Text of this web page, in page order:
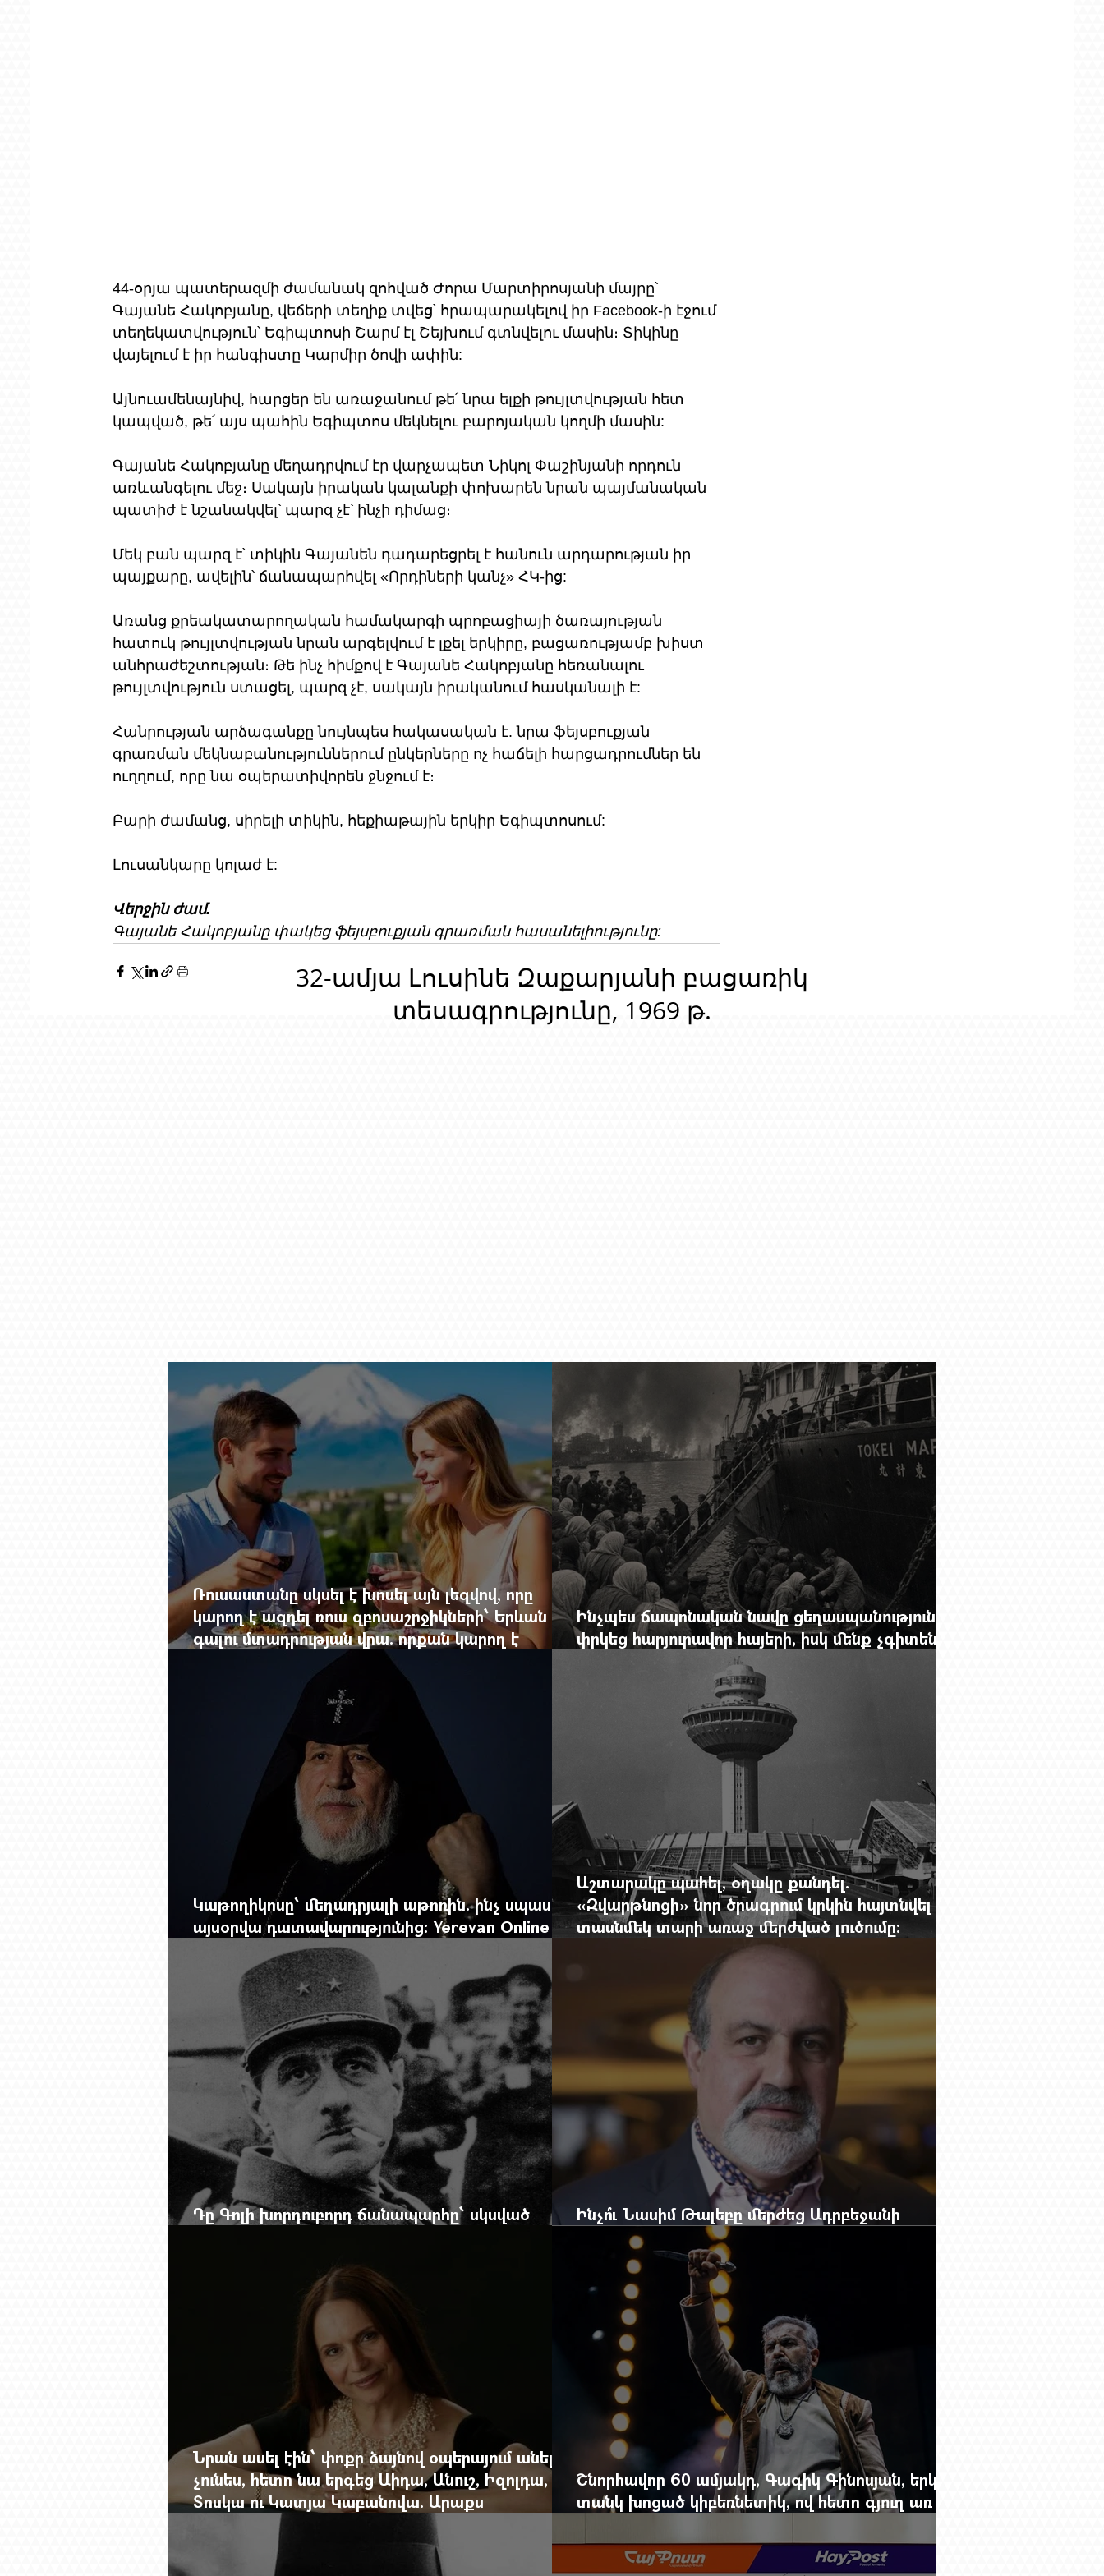
44-օրյա պատերազմի ժամանակ զոհված Ժորա Մարտիրոսյանի մայրը՝
Գայանե Հակոբյանը, վեճերի տեղիք տվեց՝ հրապարակելով իր Facebook-ի էջում
տեղեկատվություն՝ Եգիպտոսի Շարմ էլ Շեյխում գտնվելու մասին։ Տիկինը
վայելում է իր հանգիստը Կարմիր ծովի ափին:
Այնուամենայնիվ, հարցեր են առաջանում թե՛ նրա ելքի թույլտվության հետ
կապված, թե՛ այս պահին Եգիպտոս մեկնելու բարոյական կողմի մասին:
Գայանե Հակոբյանը մեղադրվում էր վարչապետ Նիկոլ Փաշինյանի որդուն
առևանգելու մեջ։ Սակայն իրական կալանքի փոխարեն նրան պայմանական
պատիժ է նշանակվել՝ պարզ չէ՝ ինչի դիմաց։
Մեկ բան պարզ է՝ տիկին Գայանեն դադարեցրել է հանուն արդարության իր
պայքարը, ավելին՝ ճանապարհվել «Որդիների կանչ» ՀԿ-ից:
Առանց քրեակատարողական համակարգի պրոբացիայի ծառայության
հատուկ թույլտվության նրան արգելվում է լքել երկիրը, բացառությամբ խիստ
անհրաժեշտության։ Թե ինչ հիմքով է Գայանե Հակոբյանը հեռանալու
թույլտվություն ստացել, պարզ չէ, սակայն իրականում հասկանալի է:
Հանրության արձագանքը նույնպես հակասական է. նրա ֆեյսբուքյան
գրառման մեկնաբանություններում ընկերները ոչ հաճելի հարցադրումներ են
ուղղում, որը նա օպերատիվորեն ջնջում է։
Բարի ժամանց, սիրելի տիկին, հեքիաթային երկիր Եգիպտոսում:
Լուսանկարը կոլաժ է:
Վերջին ժամ.
Գայանե Հակոբյանը փակեց ֆեյսբուքյան գրառման հասանելիությունը:
32-ամյա Լուսինե Զաքարյանի բացառիկ
տեսագրությունը, 1969 թ.
Ռուսաստանը սկսել է խոսել այն լեզվով, որը
կարող է ազդել ռուս զբոսաշրջիկների՝ Երևան
գալու մտադրության վրա. որքան կարող է
խորանալ հայ-ռուսական ճգնաժամը
Ինչպես ճապոնական նավը ցեղասպանությունից
փրկեց հարյուրավոր հայերի, իսկ մենք չգիտենք
հերոս նավապետի անունը՝ Սաձո Հիբիի
Կաթողիկոսը՝ մեղադրյալի աթոռին. ինչ սպասել
այսօրվա դատավարությունից: Yerevan Online
Mag.-ի մեծ ռեպորտաժը
Աշտարակը պահել, օղակը քանդել.
«Զվարթնոցի» նոր ծրագրում կրկին հայտնվել է
տասնմեկ տարի առաջ մերժված լուծումը:
Yerevan Online Mag.-ի մեծ ռեպորտաժը
Դը Գոլի խորդուբորդ ճանապարհը՝ սկսված
Ինչո՞ւ Նասիմ Թալեբը մերժեց Ադրբեջանի
հրավերքը և պաշտպանեց Ռուբեն Վարդանյանին
Նրան ասել էին՝ փոքր ձայնով օպերայում անելիք
չունես, հետո նա երգեց Աիդա, Անուշ, Իզոլդա,
Տոսկա ու Կատյա Կաբանովա. Արաքս
Մանսուրյանը 80 տարեկան է
Շնորհավոր 60 ամյակդ, Գագիկ Գինոսյան, երկու
տանկ խոցած կիբեռնետիկ, ով հետո գյուղ առ